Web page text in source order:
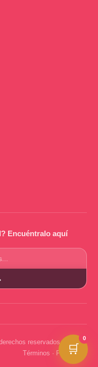
Encuéntralo aquí
reservados
Términos · Privacidad
🛒
0